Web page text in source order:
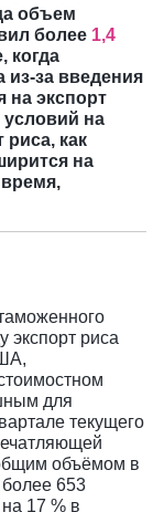
объем
более 1,4
когда
за введения
на экспорт
на
риса, как
на
экспорт риса
для
текущего
объёмом в
653
17 % в